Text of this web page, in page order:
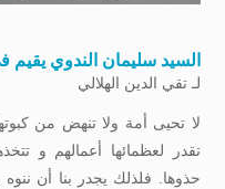
السيد سليمان الندوي يقيم
لـتقي الدين الهلالي
لا تحيى أمة ولا تنهض من
تقدر لعظمائها أعمالهم و
حذوها. فلذلك يجدر بنا أن